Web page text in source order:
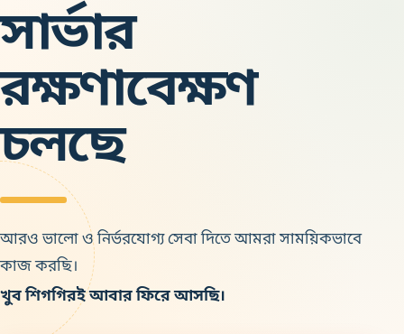
সার্ভার
রক্ষণাবেক্ষণ
চলছে
আরও ভালো ও নির্ভরযোগ্য সেবা দিতে আমরা সাময়িকভাবে
কাজ করছি।
খুব শিগগিরই আবার ফিরে আসছি।